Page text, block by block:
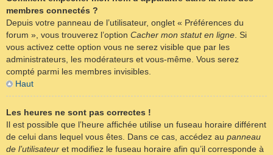
membres connectés ?
Depuis votre panneau de l’utilisateur, onglet « Préférences du
forum », vous trouverez l’option Cacher mon statut en ligne. Si
vous activez cette option vous ne serez visible que par les
administrateurs, les modérateurs et vous-même. Vous serez
compté parmi les membres invisibles.
Haut
Les heures ne sont pas correctes !
Il est possible que l’heure affichée utilise un fuseau horaire différent
de celui dans lequel vous êtes. Dans ce cas, accédez au panneau
de l’utilisateur et modifiez le fuseau horaire afin qu’il corresponde à